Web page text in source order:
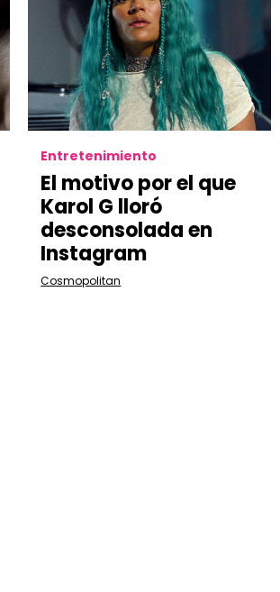
Entretenimiento
El motivo por el que
Karol G lloró
desconsolada en
Instagram
Cosmopolitan